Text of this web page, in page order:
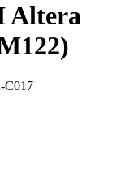
Altera
C017